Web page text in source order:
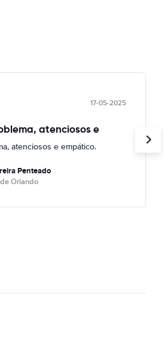
17-05-2025
atenciosos e
atenciosos e empático.
Penteado
Orlando